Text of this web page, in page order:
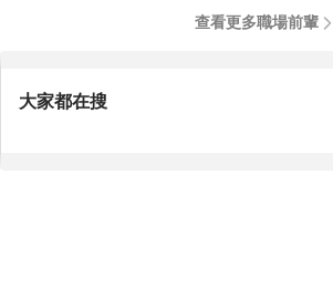
查看更多職場前輩
大家都在搜